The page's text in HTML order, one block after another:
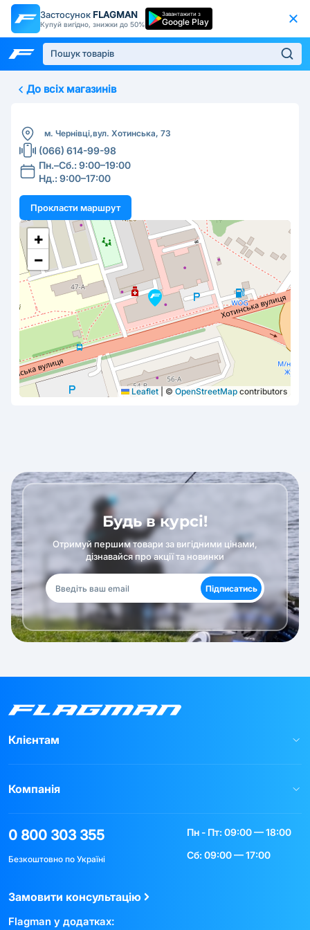
Застосунок FLAGMAN
Купуй вигідно, знижки до 50%
Завантажити з
Google Play
До всіх магазинів
м. Чернівці,вул. Хотинська, 73
(066) 614-99-98
Пн.–Cб.: 9:00–19:00
Нд.: 9:00–17:00
Прокласти маршрут
+
−
Leaflet © OpenStreetMap contributors
Будь в курсі!
Отримуй першим товари за вигідними цінами,
дізнавайся про акції та новинки
Підписатись
Клієнтам
Компанія
0 800 303 355
Безкоштовно по Україні
Пн - Пт: 09:00 — 18:00
Сб: 09:00 — 17:00
Замовити консультацію
Flagman у додатках: